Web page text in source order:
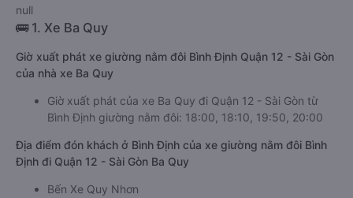
null
🚌 1. Xe Ba Quy
Giờ xuất phát xe giường nằm đôi Bình Định Quận 12 - Sài Gòn
của nhà xe Ba Quy
Giờ xuất phát của xe Ba Quy đi Quận 12 - Sài Gòn từ
Bình Định giường nằm đôi: 18:00, 18:10, 19:50, 20:00
Địa điểm đón khách ở Bình Định của xe giường nằm đôi Bình
Định đi Quận 12 - Sài Gòn Ba Quy
Bến Xe Quy Nhơn